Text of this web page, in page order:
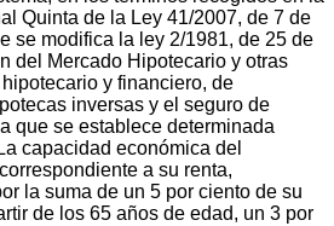
Quinta de la Ley 41/2007, de 7 de
se modifica la ley 2/1981, de 25 de
del Mercado Hipotecario y otras
y financiero, de
inversas y el seguro de
que se establece determinada
capacidad económica del
a su renta,
la suma de un 5 por ciento de su
de los 65 años de edad, un 3 por